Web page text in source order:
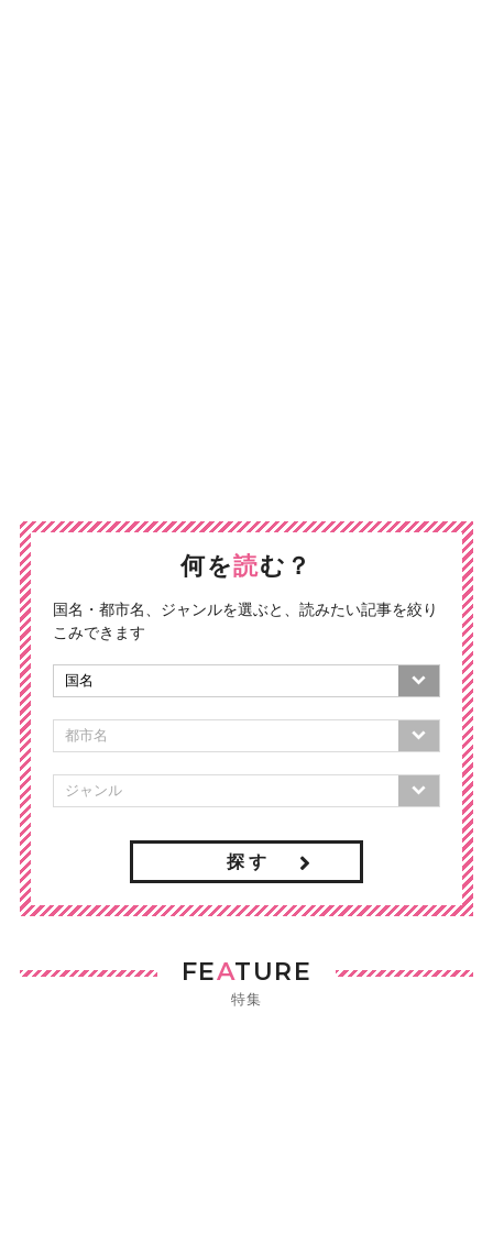
何を読む？
国名・都市名、ジャンルを選ぶと、読みたい記事を絞り
こみできます
探 す
FEATURE
特集